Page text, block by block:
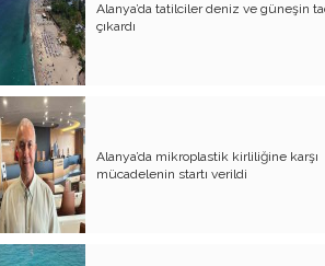
Atalay olayı; yargıyı yönetenlerin
darbesidir!..
CHP’de ne değişti?
Eğitim Sisteminde Sorunlar ve Çözüm
Önerileri
Cumhuriyet’in 100. Yılı ve AB İlişkileri
Şehitler üzerinden siyaset!..
Alanya’da tatilciler deniz ve güneşin
çıkardı
Alanya’da mikroplastik kirliliğine karşı
mücadelenin startı verildi